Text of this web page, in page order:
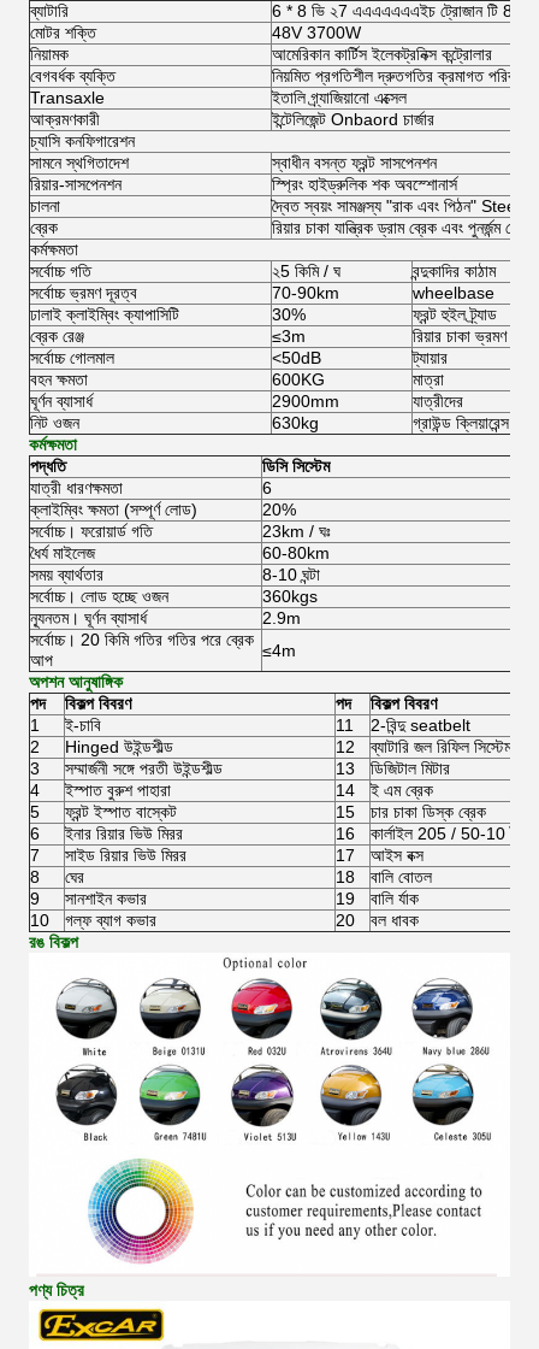
ব্যাটারি
6 * 8 ভি ২7 এএএএএএএইচ ট্রোজান টি 875
মোটর শক্তি
48V 3700W
নিয়ামক
আমেরিকান কার্টিস ইলেকট্রনিক্স কন্ট্রোলার
বেগবর্ধক ব্যক্তি
নিয়মিত প্রগতিশীল দ্রুতগতির ক্রমাগত
Transaxle
ইতালি গ্র্যাজিয়ানো এক্সেল
আক্রমণকারী
ইন্টেলিজেন্ট Onbaord চার্জার
চ্যাসি কনফিগারেশন
সামনে স্থগিতাদেশ
স্বাধীন বসন্ত ফ্রন্ট সাসপেনশন
রিয়ার-সাসপেনশন
স্প্রিং হাইড্রুলিক শক অবস্শোনার্স
চালনা
দ্বৈত স্বয়ং সামঞ্জস্য "রাক এবং পিঠন"
ব্রেক
রিয়ার চাকা যান্ত্রিক ড্রাম ব্রেক এবং পুনর্জন্ম ব্রেক
কর্মক্ষমতা
সর্বোচ্চ গতি
২5 কিমি / ঘ
বন্দুকাদির কাঠাম
সর্বোচ্চ ভ্রমণ দূরত্ব
70-90km
wheelbase
ঢালাই ক্লাইম্বিং ক্যাপাসিটি
30%
ফ্রন্ট হুইল ট্র্যাড
ব্রেক রেঞ্জ
≤3m
রিয়ার চাকা ভ্রমণ
সর্বোচ্চ গোলমাল
<50dB
ট্যায়ার
বহন ক্ষমতা
600KG
মাত্রা
ঘূর্ণন ব্যাসার্ধ
2900mm
যাত্রীদের
নিট ওজন
630kg
গ্রাউন্ড ক্লিয়ারেন্স
কর্মক্ষমতা
পদ্ধতি
ডিসি সিস্টেম
যাত্রী ধারণক্ষমতা
6
ক্লাইম্বিং ক্ষমতা (সম্পূর্ণ লোড)
20%
সর্বোচ্চ। ফরোয়ার্ড গতি
23km / ঘঃ
ধৈর্য মাইলেজ
60-80km
সময় ব্যার্থতার
8-10 ঘন্টা
সর্বোচ্চ। লোড হচ্ছে ওজন
360kgs
ন্যূনতম। ঘূর্ণন ব্যাসার্ধ
2.9m
সর্বোচ্চ। 20 কিমি গতির গতির পরে ব্রেক
আপ
≤4m
অপশন আনুষাঙ্গিক
পদ
বিকল্প বিবরণ পদ
বিকল্প বিবরণ
1
ই-চাবি 11
2-বিন্দু seatbelt
2
Hinged উইন্ডশীল্ড 12
ব্যাটারি জল রিফিল সিস্টেম
3
সম্মার্জনী সঙ্গে পরতী উইন্ডশীল্ড 13
ডিজিটাল মিটার
4
ইস্পাত বুরুশ পাহারা 14
ই এম ব্রেক
5
ফ্রন্ট ইস্পাত বাস্কেট 15
চার চাকা ডিস্ক ব্রেক
6
ইনার রিয়ার ভিউ মিরর 16
কার্লাইল 205 / 50-10
7
সাইড রিয়ার ভিউ মিরর 17
আইস বক্স
8
ঘের 18
বালি বোতল
9
সানশাইন কভার 19
বালি র্যাক
10
গল্ফ ব্যাগ কভার 20
বল ধাবক
রঙ বিকল্প
পণ্য চিত্র